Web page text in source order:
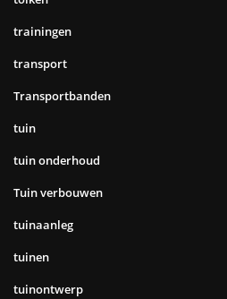
trainingen
transport
Transportbanden
tuin
tuin onderhoud
Tuin verbouwen
tuinaanleg
tuinen
tuinontwerp